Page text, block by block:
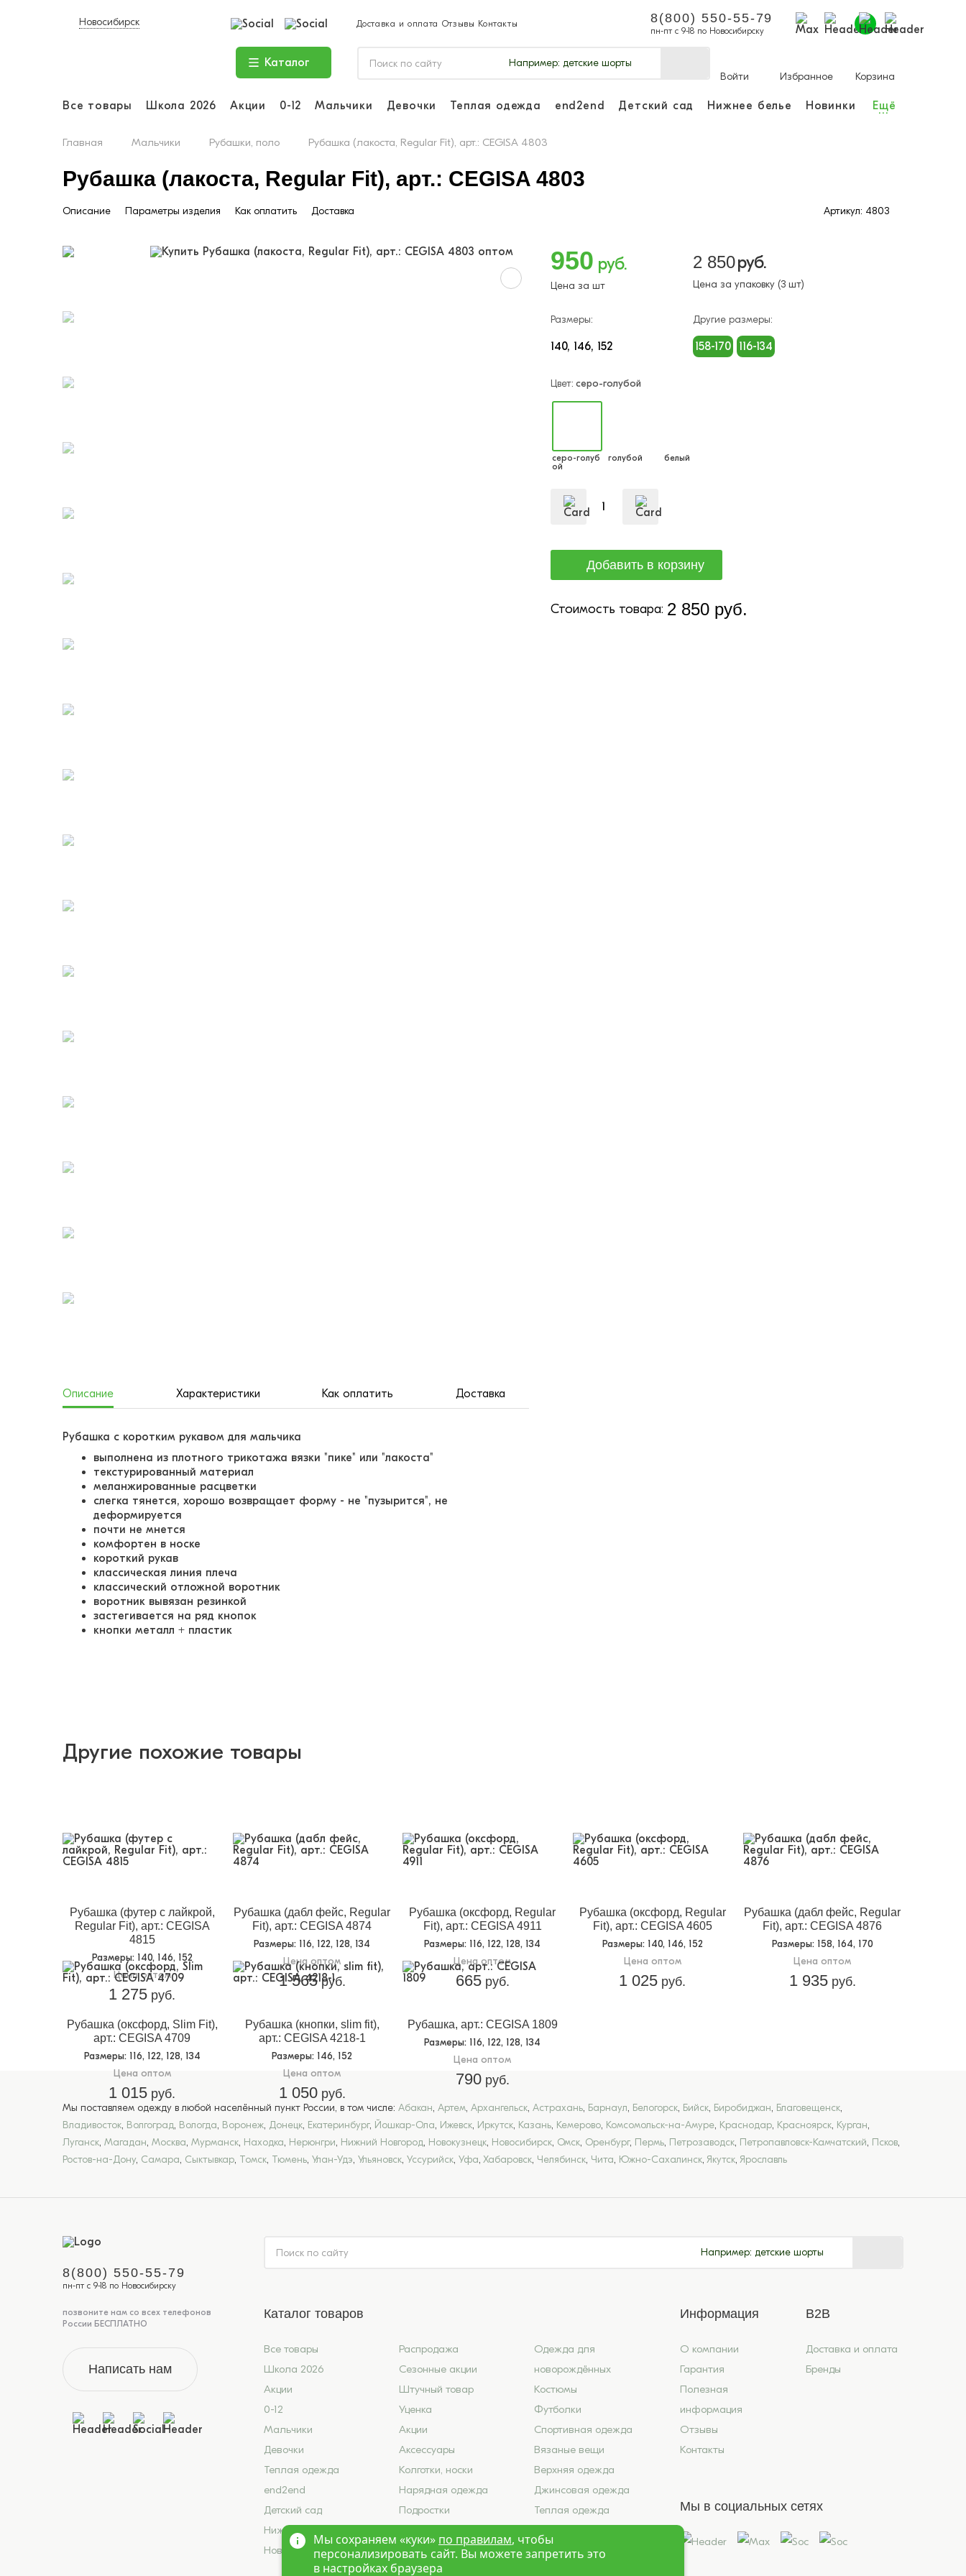
Новосибирск Доставка и оплата Отзывы Контакты 8(800) 550-55-79
пн-пт с 9-18 по Новосибирску
Каталог Например: детские шорты
Войти
Избранное Корзина
Все товары Школа 2026 Акции 0-12 Мальчики Девочки Теплая одежда end2end Детский сад Нижнее белье Новинки Ещё
...
Главная Мальчики Рубашки, поло Рубашка (лакоста, Regular Fit), арт.: CEGISA 4803
Рубашка (лакоста, Regular Fit), арт.: CEGISA 4803
Описание Параметры изделия Как оплатить Доставка Артикул: 4803
950 руб.
Цена за шт
2 850руб.
Цена за упаковку (3 шт)
Размеры:
140 146 152
Другие размеры:
158-170 116-134
Цвет: серо-голубой
серо-голуб
ой
голубой белый
Стоимость товара: 2 850 руб.
Описание Характеристики Как оплатить Доставка
Рубашка с коротким рукавом для мальчика
выполнена из плотного трикотажа вязки "пике" или "лакоста"
текстурированный материал
меланжированные расцветки
слегка тянется, хорошо возвращает форму - не "пузырится", не
деформируется
почти не мнется
комфортен в носке
короткий рукав
классическая линия плеча
классический отложной воротник
воротник вывязан резинкой
застегивается на ряд кнопок
кнопки металл + пластик
Другие похожие товары
Рубашка (футер с лайкрой,
Regular Fit), арт.: CEGISA
4815
Размеры: 140, 146, 152
Цена оптом
1 275 руб.
Рубашка (дабл фейс, Regular
Fit), арт.: CEGISA 4874
Размеры: 116, 122, 128, 134
Цена оптом
1 565руб.
Рубашка (оксфорд, Regular
Fit), арт.: CEGISA 4911
Размеры: 116, 122, 128, 134
Цена оптом
665руб.
Рубашка (оксфорд, Regular
Fit), арт.: CEGISA 4605
Размеры: 140, 146, 152
Цена оптом
1 025 руб.
Рубашка (дабл фейс, Regular
Fit), арт.: CEGISA 4876
Размеры: 158, 164, 170
Цена оптом
1 935руб.
Рубашка (оксфорд, Slim Fit),
арт.: CEGISA 4709
Размеры: 116, 122, 128, 134
Цена оптом
1 015 руб.
Рубашка (кнопки, slim fit),
арт.: CEGISA 4218-1
Размеры: 146, 152
Цена оптом
1 050руб.
Рубашка, арт.: CEGISA 1809
Размеры: 116, 122, 128, 134
Цена оптом
790руб.
Мы поставляем одежду в любой населённый пункт России, в том числе: Абакан, Артем, Архангельск, Астрахань, Барнаул, Белогорск, Бийск, Биробиджан, Благовещенск,
Владивосток, Волгоград, Вологда, Воронеж, Донецк, Екатеринбург, Йошкар-Ола, Ижевск, Иркутск, Казань, Кемерово, Комсомольск-на-Амуре, Краснодар, Красноярск, Курган,
Луганск, Магадан, Москва, Мурманск, Находка, Нерюнгри, Нижний Новгород, Новокузнецк, Новосибирск, Омск, Оренбург, Пермь, Петрозаводск, Петропавловск-Камчатский, Псков,
Ростов-на-Дону, Самара, Сыктывкар, Томск, Тюмень, Улан-Удэ, Ульяновск, Уссурийск, Уфа, Хабаровск, Челябинск, Чита, Южно-Сахалинск, Якутск, Ярославль
8(800) 550-55-79
пн-пт с 9-18 по Новосибирску
позвоните нам со всех телефонов
России БЕСПЛАТНО
Написать нам
Например: детские шорты
Каталог товаров
Все товары
Школа 2026
Акции
0-12
Мальчики
Девочки
Теплая одежда
end2end
Детский сад
Нижнее белье
Новинки
Распродажа
Сезонные акции
Штучный товар
Уценка
Акции
Аксессуары
Колготки, носки
Нарядная одежда
Подростки
Одежда для
новорождённых
Костюмы
Футболки
Спортивная одежда
Вязаные вещи
Верхняя одежда
Джинсовая одежда
Теплая одежда
Информация
О компании
Гарантия
Полезная
информация
Отзывы
Контакты
B2B
Доставка и оплата
Бренды
Мы в социальных сетях
Мы сохраняем «куки» по правилам, чтобы
персонализировать сайт. Вы можете запретить это
в настройках браузера